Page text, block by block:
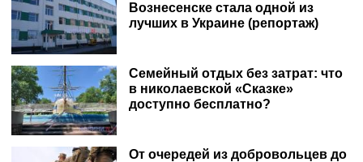
Вознесенске стала одной из
лучших в Украине (репортаж)
Семейный отдых без затрат: что
в николаевской «Сказке»
доступно бесплатно?
От очередей из добровольцев до